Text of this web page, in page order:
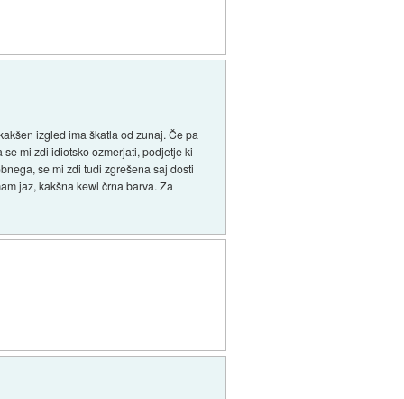
izgled ima škatla od zunaj. Če pa
mi zdi idiotsko ozmerjati, podjetje ki
se mi zdi tudi zgrešena saj dosti
jaz, kakšna kewl črna barva. Za